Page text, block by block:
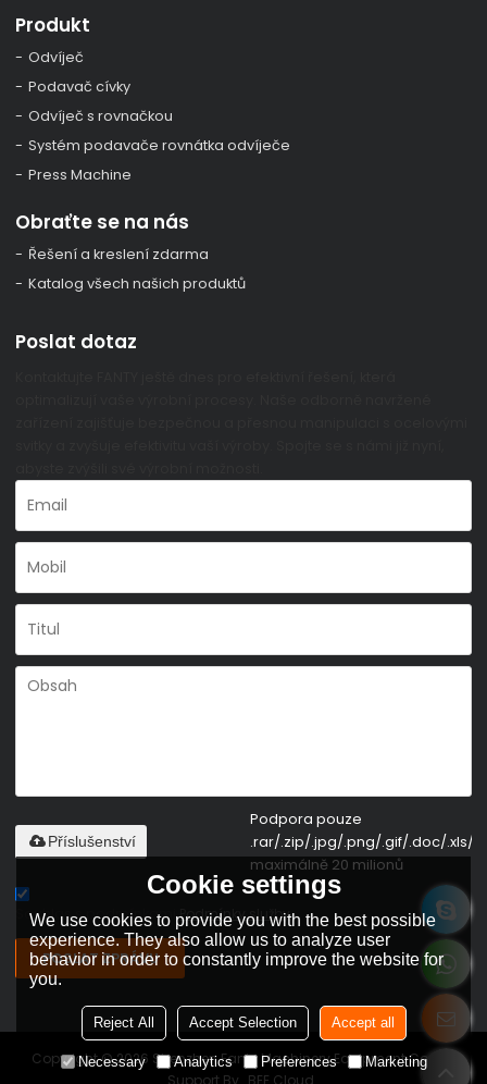
Produkt
Odvíječ
Podavač cívky
Odvíječ s rovnačkou
Systém podavače rovnátka odvíječe
Press Machine
Obraťte se na nás
Řešení a kreslení zdarma
Katalog všech našich produktů
Poslat dotaz
Podpora pouze
.rar/.zip/.jpg/.png/.gif/.doc/.xls/
maximálně 20 milionů
Příslušenství
Souhlas s podmínkami,Podmínky služby
POSLAT ZPRÁVU
Copyright © 2026 Shenzhen Fanty Machinery Equipment Co., Ltd
Cookie settings
We use cookies to provide you with the best possible
experience. They also allow us to analyze user
behavior in order to constantly improve the website for
you.
Reject All Accept Selection Accept all
Necessary Analytics Preferences Marketing